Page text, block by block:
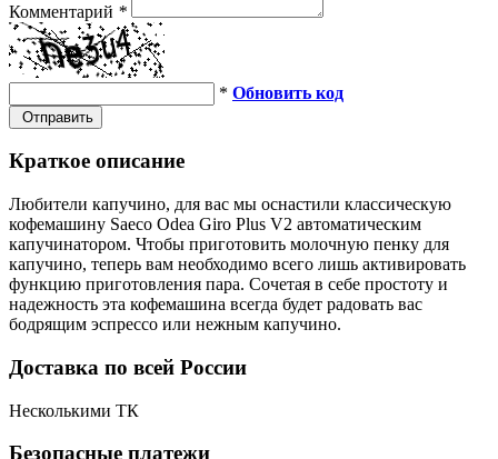
Комментарий *
* Обновить код
Отправить
Краткое описание
Любители капучино, для вас мы оснастили классическую
кофемашину Saeco Odea Giro Plus V2 автоматическим
капучинатором. Чтобы приготовить молочную пенку для
капучино, теперь вам необходимо всего лишь активировать
функцию приготовления пара. Сочетая в себе простоту и
надежность эта кофемашина всегда будет радовать вас
бодрящим эспрессо или нежным капучино.
Доставка по всей России
Несколькими ТК
Безопасные платежи